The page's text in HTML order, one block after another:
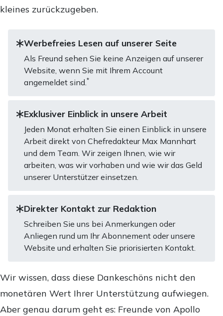
kleines zurückzugeben.
Werbefreies Lesen auf unserer Seite
Als Freund sehen Sie keine Anzeigen auf unserer
Website, wenn Sie mit Ihrem Account
angemeldet sind.*
Exklusiver Einblick in unsere Arbeit
Jeden Monat erhalten Sie einen Einblick in unsere
Arbeit direkt von Chefredakteur Max Mannhart
und dem Team. Wir zeigen Ihnen, wie wir
arbeiten, was wir vorhaben und wie wir das Geld
unserer Unterstützer einsetzen.
Direkter Kontakt zur Redaktion
Schreiben Sie uns bei Anmerkungen oder
Anliegen rund um Ihr Abonnement oder unsere
Website und erhalten Sie priorisierten Kontakt.
Wir wissen, dass diese Dankeschöns nicht den
monetären Wert Ihrer Unterstützung aufwiegen.
Aber genau darum geht es: Freunde von Apollo